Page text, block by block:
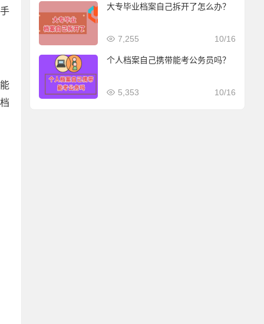
大专毕业档案自己拆开了怎么办？
10/16
7,255
个人档案自己携带能考公务员吗？
10/16
5,353